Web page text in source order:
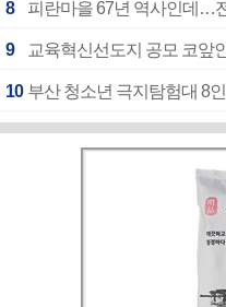
8 피란마을 67년 역사인데…
9 교육혁신선도지 공모 코앞
10 부산 청소년 극지탐험대 8